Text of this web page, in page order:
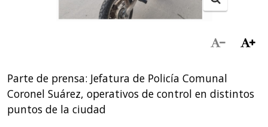
Parte de prensa: Jefatura de Policía Comunal
Coronel Suárez, operativos de control en distintos
puntos de la ciudad